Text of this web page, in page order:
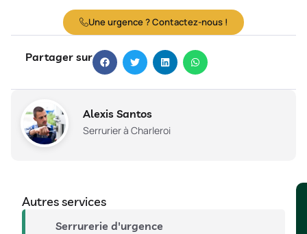
Une urgence ? Contactez-nous !
Partager sur
Alexis Santos
Serrurier à Charleroi
Autres services
Serrurerie d'urgence